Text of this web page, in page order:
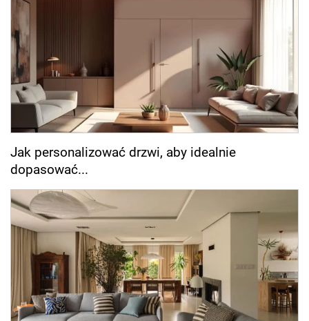
Jak personalizować drzwi, aby idealnie
dopasować...